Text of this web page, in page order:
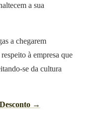
a sua
a chegarem
à empresa que
se da cultura
→